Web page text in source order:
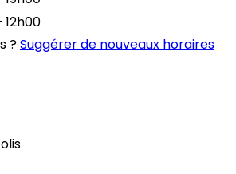
12h00
?Suggérer de nouveaux horaires